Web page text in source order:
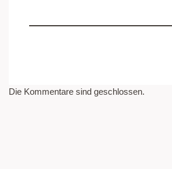
Die Kommentare sind geschlossen.